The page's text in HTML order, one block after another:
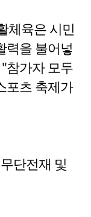
체육은 시민
력을 불어넣
참가자 모두
포츠 축제가
단전재 및